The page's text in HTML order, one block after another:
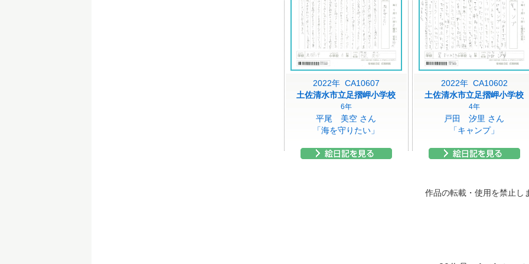
2022年 CA10607
土佐清水市立足摺岬小学校
6年
平尾 美空 さん
「海を守りたい」
2022年 CA10602
土佐清水市立足摺岬小学校
4年
戸田 汐里 さん
「キャンプ」
作品の転載・使用を禁止し